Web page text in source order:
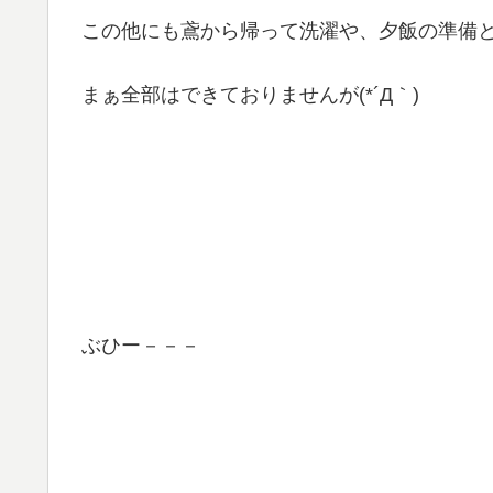
この他にも鳶から帰って洗濯や、夕飯の準備
まぁ全部はできておりませんが(*´Д｀)
ぶひー－－－